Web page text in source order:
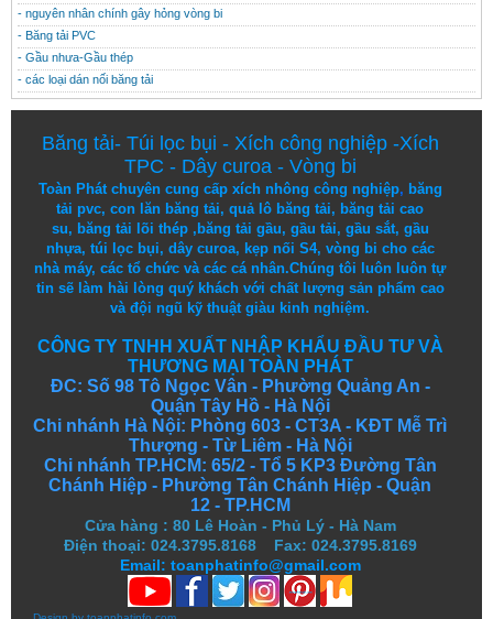
- nguyên nhân chính gây hỏng vòng bi
- Băng tải PVC
- Gầu nhưa-Gầu thép
- các loại dán nối băng tải
Băng tải- Túi lọc bụi - Xích công nghiệp-Xích
TPC - Dây curoa- Vòng bi
Toàn Phát chuyên cung cấp xích nhông công nghiệp, băng
tải pvc,con lăn băng tải,quả lô băng tải, băng tải cao
su, băng tải lõi thép, băng tải gầu, gầu tải, gầu sắt, gầu
nhựa, túi lọc bụi, dây curoa, kẹp nối S4, vòng bi cho các
nhà máy, các tổ chức và các cá nhân.Chúng tôi luôn luôn tự
tin sẽ làm hài lòng quý khách với chất lượng sảnphẩm cao
vàđội ngũ kỹ thuậtgiàu kinh nghiệm.
CÔNG TY TNHH XUẤT NHẬP KHẨU ĐẦU TƯ VÀ
THƯƠNG MẠI TOÀN PHÁT
ĐC: Số 98 Tô Ngọc Vân - Phường Quảng An -
Quận Tây Hồ - Hà Nội
Chi nhánh Hà Nội: Phòng 603 - CT3A - KĐT Mễ Trì
Thượng - Từ Liêm - Hà Nội
Chi nhánh TP.HCM: 65/2 - Tổ 5 KP3 Đường Tân
Chánh Hiệp - Phường Tân Chánh Hiệp - Quận
12 - TP.HCM
Cửa hàng : 80 Lê Hoàn - Phủ Lý - Hà Nam
Điện thoại: 024.3795.8168 Fax: 024.3795.8169
Email: toanphatinfo@gmail.com